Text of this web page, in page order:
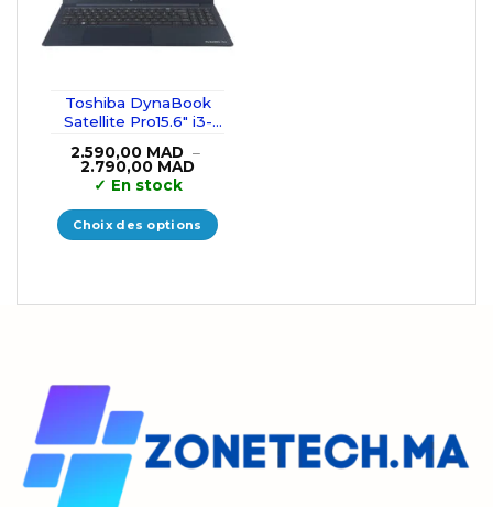
Toshiba DynaBook
Satellite Pro15.6″ i3-
SSD
2.590,00 MAD –
2.790,00 MAD
2.590,00 MAD
à
2.790,00 MAD
✓ En stock
Choix des options
peuvent
être
choisies